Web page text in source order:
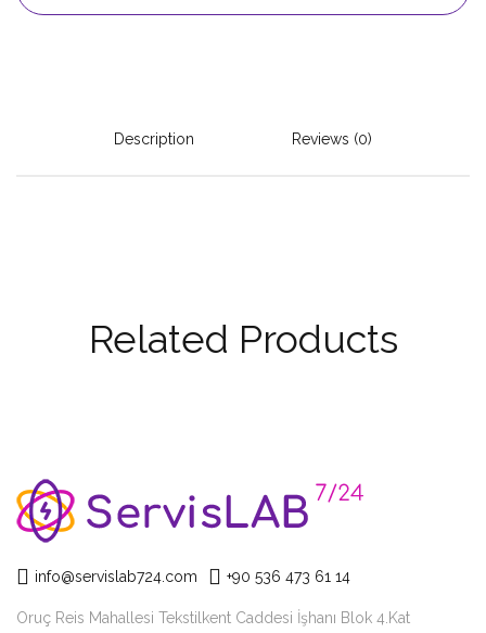
Description Reviews (0)
Related Products
info@servislab724.com +90 536 473 61 14
Oruç Reis Mahallesi Tekstilkent Caddesi İşhanı Blok 4.Kat